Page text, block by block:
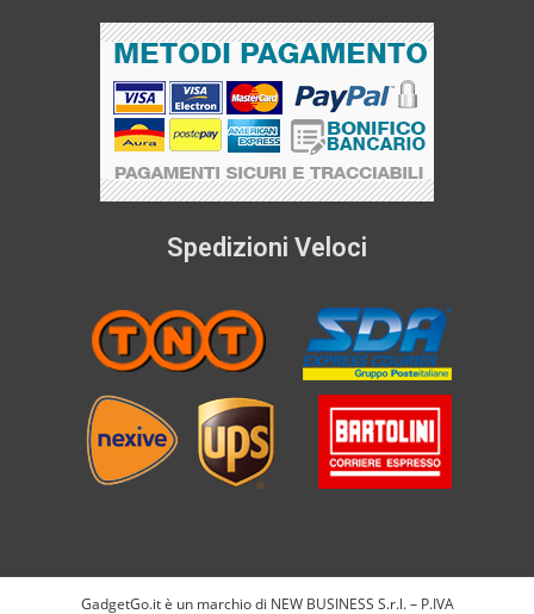
Spedizioni Veloci
GadgetGo.it è un marchio di NEW BUSINESS S.r.l. – P.IVA